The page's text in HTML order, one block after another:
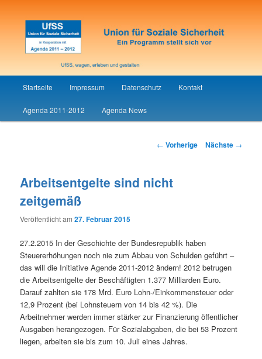
UfSS
Zum
Inhalt
Startseite Impressum Datenschutz Kontakt
Agenda 2011-2012 Agenda News
Artikelnavigation
← Vorherige Nächste →
Arbeitsentgelte sind nicht
zeitgemäß
Veröffentlicht am27. Februar 2015
27.2.2015 In der Geschichte der Bundesrepublik haben
Steuererhöhungen noch nie zum Abbau von Schulden geführt –
das will die Initiative Agende 2011-2012 ändern! 2012 betrugen
die Arbeitsentgelte der Beschäftigten 1.377 Milliarden Euro.
Darauf zahlten sie 178 Mrd. Euro Lohn-/Einkommensteuer oder
12,9 Prozent (bei Lohnsteuern von 14 bis 42 %). Die
Arbeitnehmer werden immer stärker zur Finanzierung öffentlicher
Ausgaben herangezogen. Für Sozialabgaben, die bei 53 Prozent
liegen, arbeiten sie bis zum 10. Juli eines Jahres.